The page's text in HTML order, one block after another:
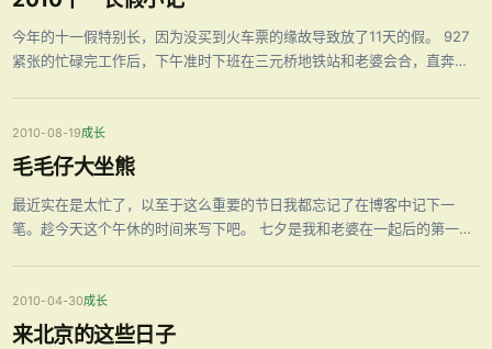
今年的十一假特别长，因为没买到火车票的缘故导致放了11天的假。 927
紧张的忙碌完工作后，下午准时下班在三元桥地铁站和老婆会合，直奔北
2010-08-19成长
毛毛仔大坐熊
最近实在是太忙了，以至于这么重要的节日我都忘记了在博客中记下一
笔。趁今天这个午休的时间来写下吧。 七夕是我和老婆在一起后的第一个
天，我们在网上团购了 …
2010-04-30成长
来北京的这些日子